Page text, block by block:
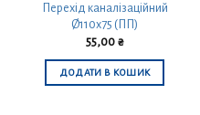
Перехід каналізаційний
Ø110х75 (ПП)
55,00 ₴
ДОДАТИ В КОШИК